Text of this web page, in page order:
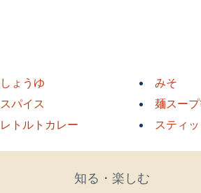
しょうゆ みそ
スパイス 麺スー
レトルトカレー スティ
知る・楽しむ